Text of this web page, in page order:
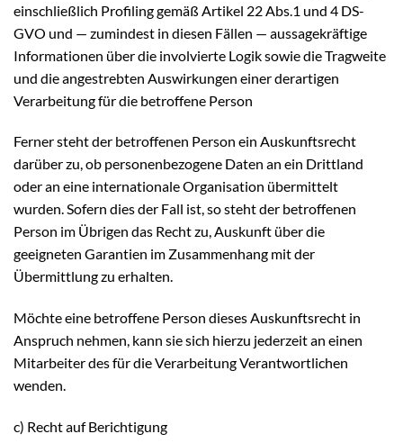
einschließlich Profiling gemäß Artikel 22 Abs.1 und 4 DS-
GVO und — zumindest in diesen Fällen — aussagekräftige
Informationen über die involvierte Logik sowie die Tragweite
und die angestrebten Auswirkungen einer derartigen
Verarbeitung für die betroffene Person
Ferner steht der betroffenen Person ein Auskunftsrecht
darüber zu, ob personenbezogene Daten an ein Drittland
oder an eine internationale Organisation übermittelt
wurden. Sofern dies der Fall ist, so steht der betroffenen
Person im Übrigen das Recht zu, Auskunft über die
geeigneten Garantien im Zusammenhang mit der
Übermittlung zu erhalten.
Möchte eine betroffene Person dieses Auskunftsrecht in
Anspruch nehmen, kann sie sich hierzu jederzeit an einen
Mitarbeiter des für die Verarbeitung Verantwortlichen
wenden.
c) Recht auf Berichtigung